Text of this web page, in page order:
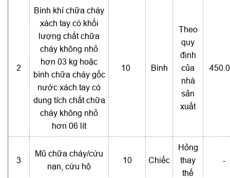
2
Bình khí chữa cháy
xách tay có khối
lượng chất chữa
cháy không nhỏ
hơn 03 kg hoặc
bình chữa cháy gốc
nước xách tay có
dung tích chất chữa
cháy không nhỏ
hơn 06 lít
10 Bình
Theo
quy
định
của
nhà
sản
xuất
3
Mũ chữa cháy/cứu
nạn, cứu hộ
10 Chiếc
Hỏng
thay
thế
-